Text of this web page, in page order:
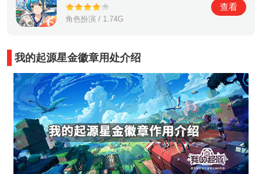
角色扮演 / 1.74G
查看
我的起源星金徽章用处介绍